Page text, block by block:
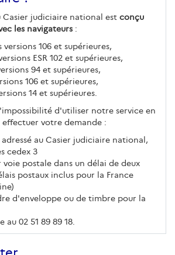
judiciaire national est conçu
les navigateurs :
versions 106 et supérieures,
ESR 102 et supérieures,
94 et supérieures,
106 et supérieures,
14 et supérieures.
d'utiliser notre service en
effectuer votre demande :
au Casier judiciaire national,
cedex 3
voie postale dans un délai de deux
postaux inclus pour la France
d'enveloppe ou de timbre pour la
au 02 51 89 89 18.